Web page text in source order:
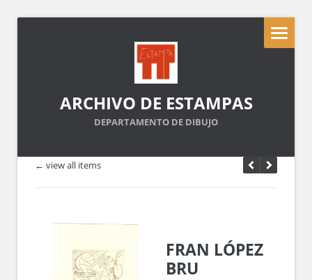
ARCHIVO DE ESTAMPAS
DEPARTAMENTO DE DIBUJO
← view all items
FRAN LÓPEZ
BRU